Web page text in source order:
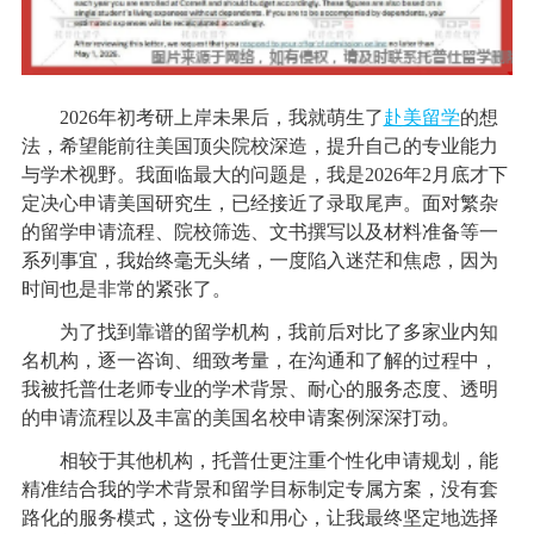
2026年初考研上岸未果后，我就萌生了赴美留学的想
法，希望能前往美国顶尖院校深造，提升自己的专业能力
与学术视野。我面临最大的问题是，我是2026年2月底才下
定决心申请美国研究生，已经接近了录取尾声。面对繁杂
的留学申请流程、院校筛选、文书撰写以及材料准备等一
系列事宜，我始终毫无头绪，一度陷入迷茫和焦虑，因为
时间也是非常的紧张了。
为了找到靠谱的留学机构，我前后对比了多家业内知
名机构，逐一咨询、细致考量，在沟通和了解的过程中，
我被托普仕老师专业的学术背景、耐心的服务态度、透明
的申请流程以及丰富的美国名校申请案例深深打动。
相较于其他机构，托普仕更注重个性化申请规划，能
精准结合我的学术背景和留学目标制定专属方案，没有套
路化的服务模式，这份专业和用心，让我最终坚定地选择